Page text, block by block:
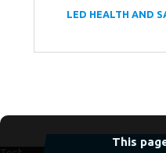
LED HEALTH AND
This